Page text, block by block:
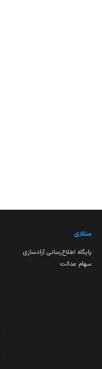
ستادی
پایگاه اطلاع‌رسانی آزادسازی
سهام عدالت